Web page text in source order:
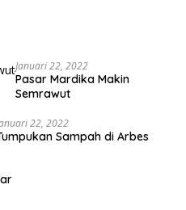
Januari 22, 2022
Pasar Mardika Makin
Semrawut
22, 2022
Sampah di Arbes